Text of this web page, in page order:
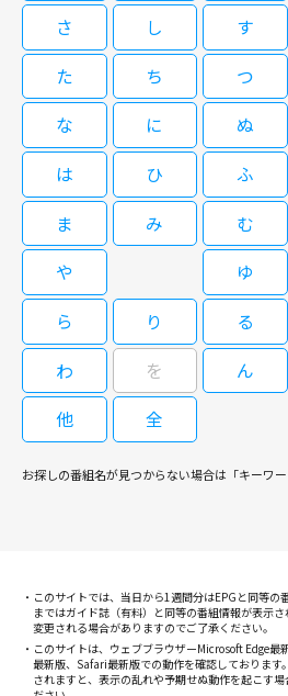
08/13(木)10:20～12:30
武田鉄矢主演「3年B組金八先生」第6シリー
の転入生、直と政則が新たな波紋を投げか
徒を熱演！
閉じる
立した結果、異動を命じられて学校を去っ
学に帰ってくるところから始まる。犯罪の
域社会を取り巻く環境が急速に変化してい
いう衝撃的な事件が起こる。子供から大人
な中学3年生という多感な世代を相手に、金
かけるのか？ 生徒役に濱田岳、福田沙紀、
嗣、上脇結友、薮宏太、石田未来、鮎川太
［字］３
ーズ）「
08/18(火)11:10～12:00
武田鉄矢主演「3年B組金八先生」第7シリー
立した結果、異動を命じられて学校を去っ
学に帰ってくるところから始まる。犯罪の
域社会を取り巻く環境が急速に変化してい
いう衝撃的な事件が起こる。子供から大人へ
な中学3年生という多感な世代を相手に、金
かけるのか？ 生徒役に濱田岳、福田沙紀、
嗣、上脇結友、薮宏太、石田未来、鮎川太
［字］３
ーズ）「か
域社会を取り巻く環境が急速に変化してい
いう衝撃的な事件が起こる。子供から大人
な中学3年生という多感な世代を相手に、
かけるのか？ 生徒役に濱田岳、福田沙紀、
［字］３年
ーズ）「友
トルで「心のHP」への書き込みノートの提
共にし、親には堂々と説教をする金八が「
問う。生徒役で真田佑馬、亀井拓、忽那汐
［字］３
ーズ）「
09/04(金)10:20～11:10
武田鉄矢主演「3年B組金八先生」第8シリー
つのテーマを追うのではなく、一人ひとり
り、現代の15歳を取り巻く問題・悩みを描
の普及から「学校裏サイト」という存在を
トルで「心のHP」への書き込みノートの提
共にし、親には堂々と説教をする金八が「
問う。生徒役で真田佑馬、亀井拓、忽那汐
演。
［字］３
ーズ）「
09/04(金)11:10～12:00
つのテーマを追うのではなく、一人ひとりの
問う。生徒役で真田佑馬、亀井拓、忽那汐
演。
ーズ）「父
09/07(月)10:20～11:10
さ
し す
た
ち つ
な
に ぬ
は
ひ ふ
ま
み む
や
ゆ
ら
り る
わ
を
ん
他
全
お探しの番組名が見つからない場合は「キーワ
このサイトでは、当日から1週間分はEPGと同等
まではガイド誌（有料）と同等の番組情報が表示
変更される場合がありますのでご了承ください。
このサイトは、ウェブブラウザーMicrosoft Edge最
最新版、Safari最新版での動作を確認しております
されますと、表示の乱れや予期せぬ動作を起こす